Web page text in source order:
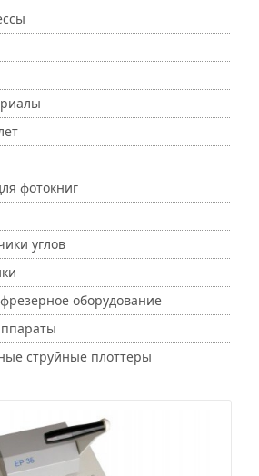
фотокниг
углов
оборудование
струйные плоттеры